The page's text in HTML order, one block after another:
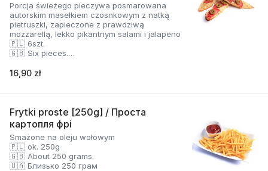
Porcja świeżego pieczywa posmarowana
autorskim masełkiem czosnkowym z natką
pietruszki, zapieczone z prawdziwą
mozzarellą, lekko pikantnym salami i jalapeno
🇵🇱 6szt.
🇬🇧 Six pieces.
16,90 zł
Frytki proste [250g] / Проста
картопля фрі
Smażone na oleju wołowym
🇵🇱 ok. 250g
🇬🇧 About 250 grams.
🇺🇦 Близько 250 грам